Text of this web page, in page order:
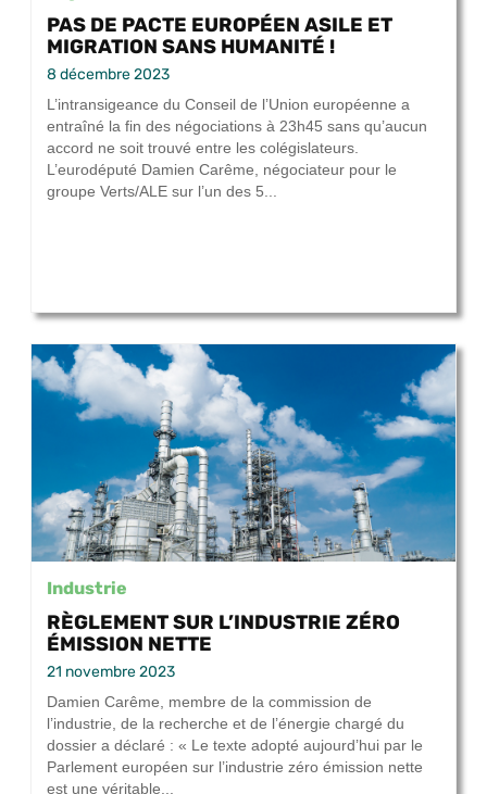
PAS DE PACTE EUROPÉEN ASILE ET
MIGRATION SANS HUMANITÉ !
8 décembre 2023
L’intransigeance du Conseil de l’Union européenne a
entraîné la fin des négociations à 23h45 sans qu’aucun
accord ne soit trouvé entre les colégislateurs.
L’eurodéputé Damien Carême, négociateur pour le
groupe Verts/ALE sur l’un des 5...
Industrie
RÈGLEMENT SUR L’INDUSTRIE ZÉRO
ÉMISSION NETTE
21 novembre 2023
Damien Carême, membre de la commission de
l’industrie, de la recherche et de l’énergie chargé du
dossier a déclaré : « Le texte adopté aujourd’hui par le
Parlement européen sur l’industrie zéro émission nette
est une véritable...